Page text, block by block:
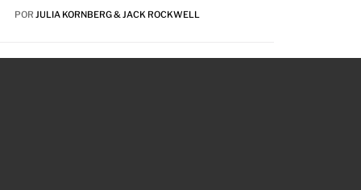
POR JULIA KORNBERG & JACK ROCKWELL